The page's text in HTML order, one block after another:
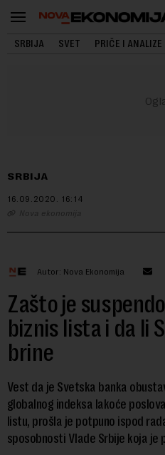
SRBIJA SVET PRIČE I ANALIZE
SRBIJA
16.09.2020. 16:14
Nova ekonomija
Autor: Nova Ekonomija
Zašto je
biznis lista i da li
brine
Vest da je Svetska banka
globalnog indeksa lakoće
listu, prošla je potpuno ispod
sposobnosti Vlade Srbije koja je